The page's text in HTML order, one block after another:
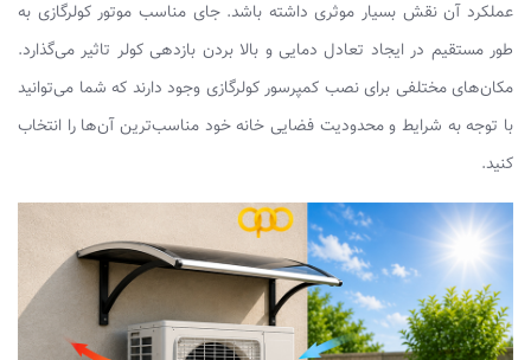
عملکرد آن نقش بسیار موثری داشته باشد. جای مناسب موتور کولرگازی به
طور مستقیم در ایجاد تعادل دمایی و بالا بردن بازدهی کولر تاثیر می‌گذارد.
مکان‌های مختلفی برای نصب کمپرسور کولرگازی وجود دارند که شما می‌توانید
با توجه به شرایط و محدودیت فضایی خانه خود مناسب‌ترین آن‌ها را انتخاب
کنید.